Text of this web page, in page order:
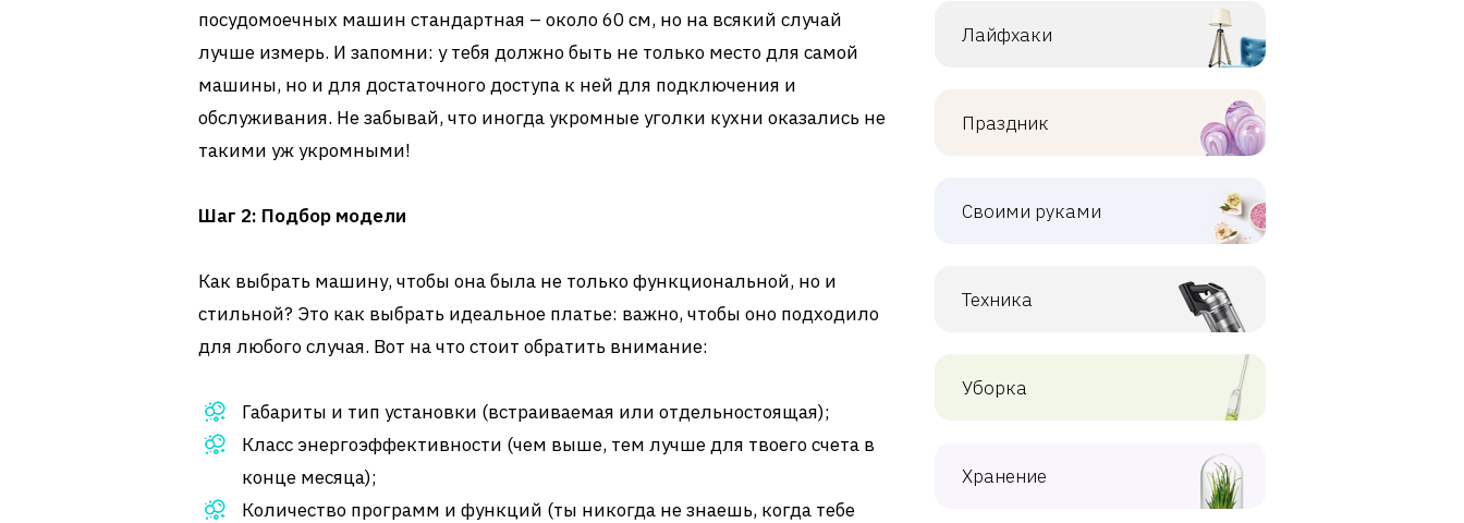
посудомоечных машин стандартная – около 60 см, но на всякий случай
лучше измерь. И запомни: у тебя должно быть не только место для самой
машины, но и для достаточного доступа к ней для подключения и
обслуживания. Не забывай, что иногда укромные уголки кухни оказались не
такими уж укромными!
Шаг 2: Подбор модели
Как выбрать машину, чтобы она была не только функциональной, но и
стильной? Это как выбрать идеальное платье: важно, чтобы оно подходило
для любого случая. Вот на что стоит обратить внимание:
Габариты и тип установки (встраиваемая или отдельностоящая);
Класс энергоэффективности (чем выше, тем лучше для твоего счета в
конце месяца);
Количество программ и функций (ты никогда не знаешь, когда тебе
Лайфхаки
Праздник
Своими руками
Техника
Уборка
Хранение